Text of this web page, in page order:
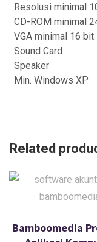
Resolusi minimal
CD-ROM minimal
VGA minimal 16 bit
Sound Card
Speaker
Min. Windows XP
Related
Bamboomedia